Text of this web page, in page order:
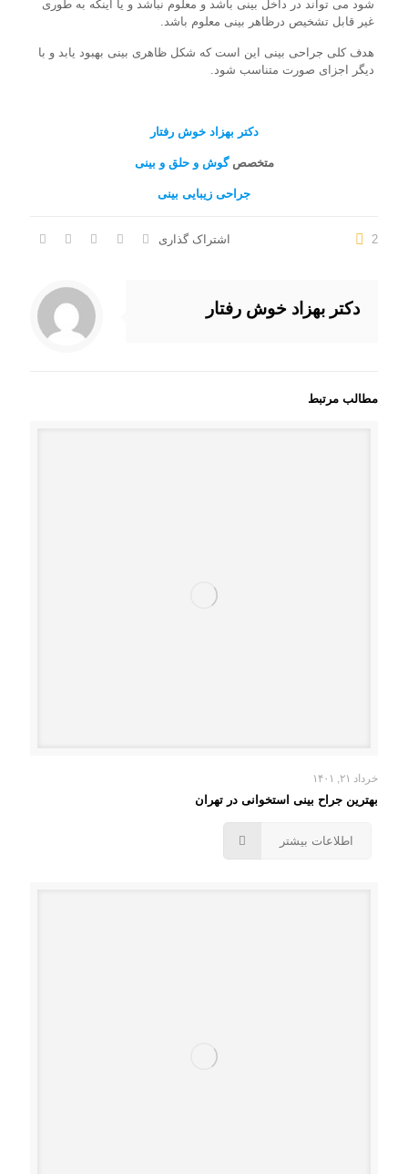
شود می تواند در داخل بینی باشد و معلوم نباشد و یا اینکه به طوری
غیر قابل تشخیص درظاهر بینی معلوم باشد.
هدف کلی جراحی بینی این است که شکل ظاهری بینی بهبود یابد و با
دیگر اجزای صورت متناسب شود.
دکتر بهزاد خوش رفتار
متخصص گوش و حلق و بینی
جراحی زیبایی بینی
اشتراک گذاری 2
دکتر بهزاد خوش رفتار
مطالب مرتبط
خرداد ۲۱, ۱۴۰۱
بهترین جراح بینی استخوانی در تهران
اطلاعات بیشتر